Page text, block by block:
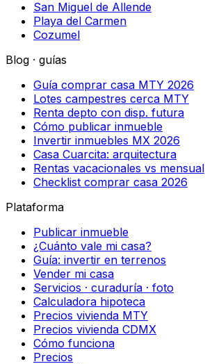
San Miguel de Allende
Playa del Carmen
Cozumel
Blog · guías
Guía comprar casa MTY 2026
Lotes campestres cerca MTY
Renta depto con disp. futura
Cómo publicar inmueble
Invertir inmuebles MX 2026
Casa Cuarcita: arquitectura
Rentas vacacionales vs mensual
Checklist comprar casa 2026
Plataforma
Publicar inmueble
¿Cuánto vale mi casa?
Guía: invertir en terrenos
Vender mi casa
Servicios · curaduría · foto
Calculadora hipoteca
Precios vivienda MTY
Precios vivienda CDMX
Cómo funciona
Precios